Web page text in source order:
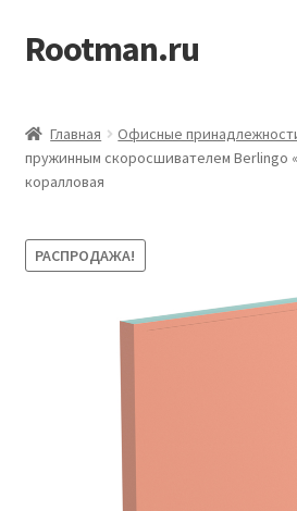
Перейти
к
Перейти
к
Rootman.ru
Офисные принадлежности
Товары для учёбы
Главная Офисные
пружинным скоросшивателем Berlingo
коралловая
РАСПРОДАЖА!